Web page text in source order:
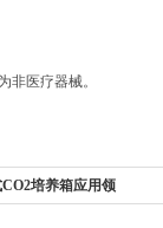
非医疗器械。
培养箱应用领